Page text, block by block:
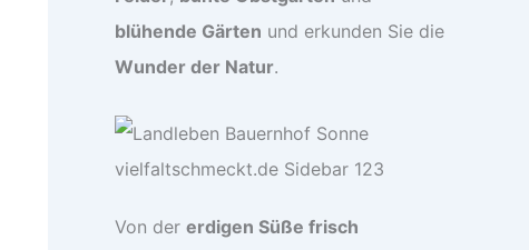
blühende Gärten und erkunden Sie die
Wunder der Natur.
Von der erdigen Süße frisch